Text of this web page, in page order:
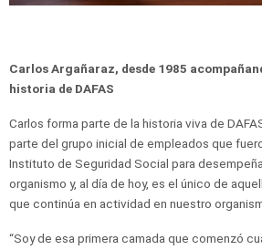
Carlos Argañaraz, desde 1985
historia de DAFAS
Carlos forma parte de la historia viva de
parte del grupo inicial de empleados que
Instituto de Seguridad Social para
organismo y, al día de hoy, es el único de
que continúa en actividad en nuestro
“Soy de esa primera camada que comenzó